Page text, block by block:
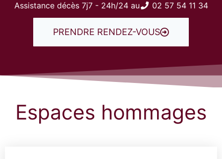
Assistance décès 7j7 - 24h/24 au 02 57 54 11 34
PRENDRE RENDEZ-VOUS
Espaces hommages